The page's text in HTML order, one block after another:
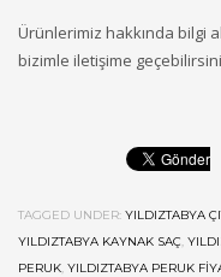
Ürünlerimiz hakkında bilgi
bizimle iletişime
TAGGED UNDER: YILDIZTABYA
YILDIZTABYA KAYNAK SAÇ,
PERUK, YILDIZTABYA PERUK